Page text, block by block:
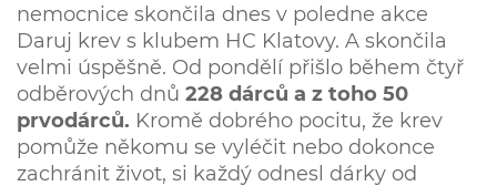
nemocnice skončila dnes v poledne akce
Daruj krev s klubem HC Klatovy. A skončila
velmi úspěšně. Od pondělí přišlo během čtyř
odběrových dnů 228 dárců a z toho 50
prvodárců. Kromě dobrého pocitu, že krev
pomůže někomu se vyléčit nebo dokonce
zachránit život, si každý odnesl dárky od